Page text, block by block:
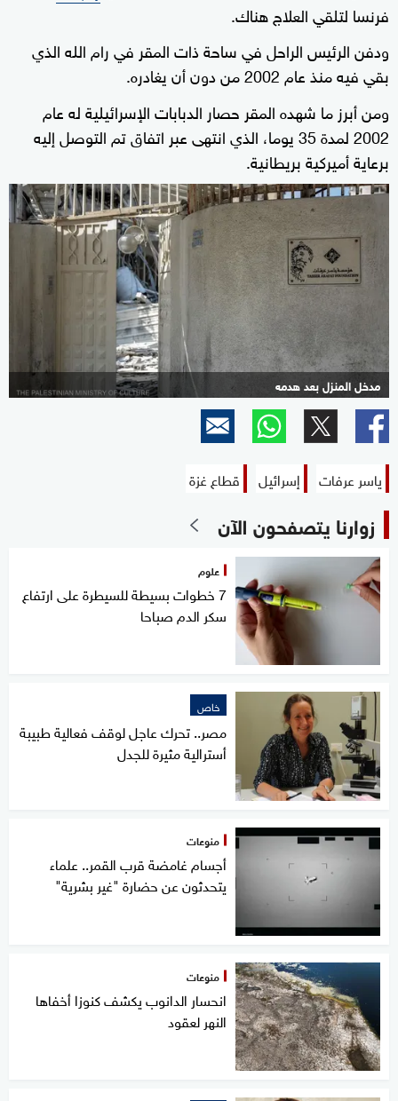
فرنسا لتلقي العلاج هناك.
ودفن الرئيس الراحل في ساحة ذات المقر في رام الله الذي
بقي فيه منذ عام 2002 من دون أن يغادره.
ومن أبرز ما شهده المقر حصار الدبابات الإسرائيلية له عام
2002 لمدة 35 يوما، الذي انتهى عبر اتفاق تم التوصل إليه
برعاية أميركية بريطانية.
مدخل المنزل بعد هدمه
ياسر عرفات إسرائيل قطاع غزة
زوارنا يتصفحون الآن
علوم
7 خطوات بسيطة للسيطرة على ارتفاع
سكر الدم صباحا
خاص
مصر.. تحرك عاجل لوقف فعالية طبيبة
أسترالية مثيرة للجدل
منوعات
أجسام غامضة قرب القمر.. علماء
يتحدثون عن حضارة "غير بشرية"
منوعات
انحسار الدانوب يكشف كنوزا أخفاها
النهر لعقود